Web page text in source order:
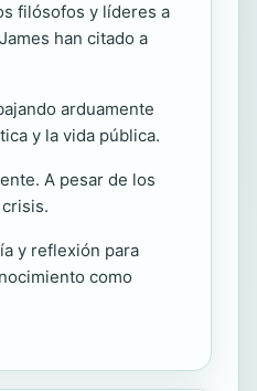
filósofos y líderes a
han citado a
arduamente
y la vida pública.
A pesar de los
y reflexión para
como